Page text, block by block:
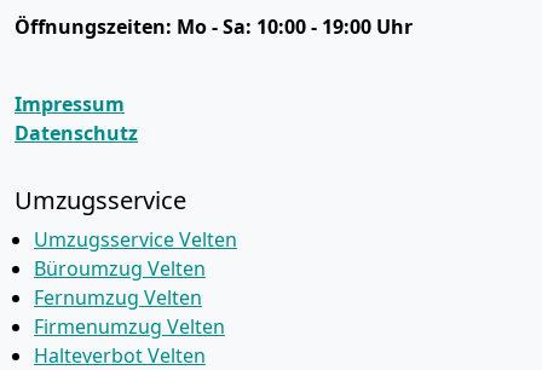
Öffnungszeiten: Mo - Sa: 10:00 - 19:00 Uhr
Impressum
Datenschutz
Umzugsservice
Umzugsservice Velten
Büroumzug Velten
Fernumzug Velten
Firmenumzug Velten
Halteverbot Velten